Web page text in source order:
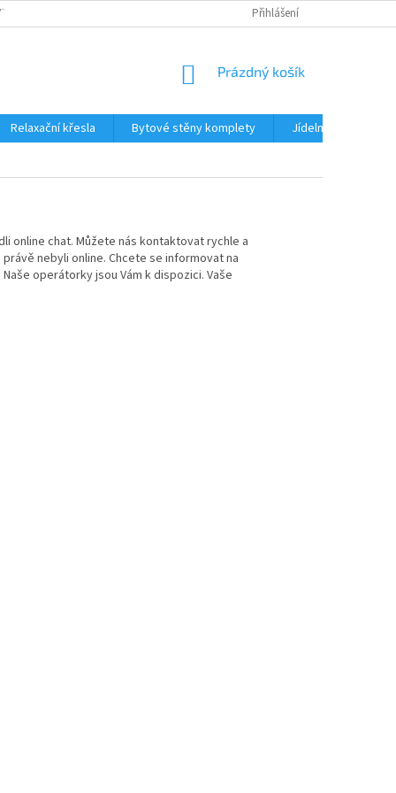
NA SPLÁTKY PODMÍNKY OCHRANY
Přihlášení
NÁKUPNÍ
Prázdný košík
Relaxační křesla Bytové stěny komplety Jídelní sety
online chat. Můžete nás kontaktovat rychle a
nebyli online. Chcete se informovat na
operátorky jsou Vám k dispozici. Vaše